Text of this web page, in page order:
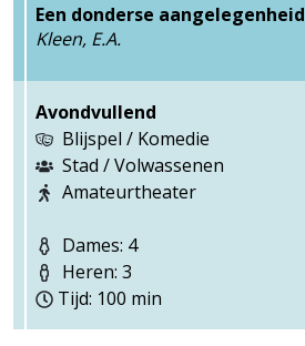
Een donderse aangelegenheid
Kleen, E.A.
Avondvullend
Blijspel / Komedie
Stad / Volwassenen
Amateurtheater
Dames: 4
Heren: 3
Tijd: 100 min